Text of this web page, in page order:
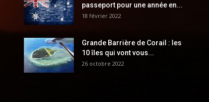
passeport pour une année en...
18 février 2022
Grande Barrière de Corail : les
10 îles qui vont vous...
26 octobre 2022